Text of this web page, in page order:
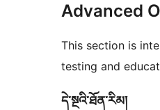
Advanced
This section is
testing and
དེ་སྔའི་ཐོན་རིམ།